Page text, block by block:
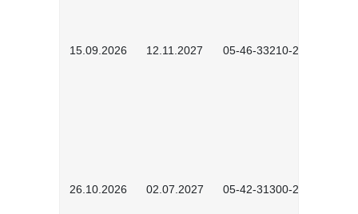
15.09.2026 12.11.2027 05-46-33210-2601
26.10.2026 02.07.2027 05-42-31300-2601